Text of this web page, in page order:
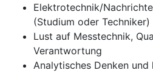
Elektrotechnik/
(Studium oder Techniker)
Lust auf Messtechnik,
Verantwortung
Analytisches Denken